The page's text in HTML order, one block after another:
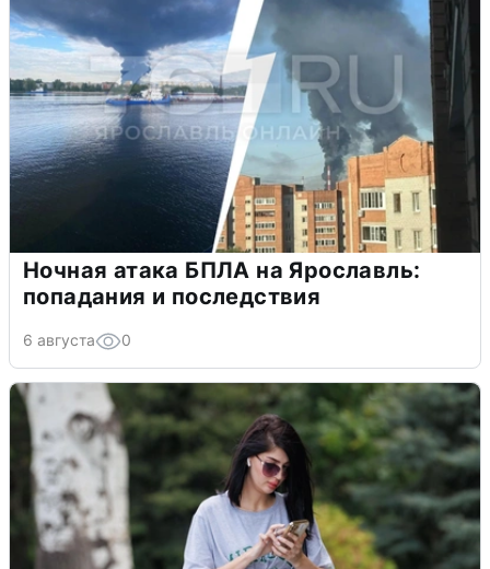
Ночная атака БПЛА на Ярославль:
попадания и последствия
6 августа 0